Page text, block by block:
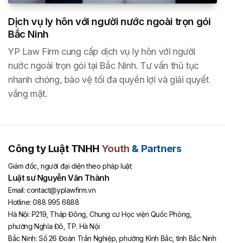
Dịch vụ ly hôn với người nước ngoài trọn gói
Bắc Ninh
YP Law Firm cung cấp dịch vụ ly hôn với người
nước ngoài trọn gói tại Bắc Ninh. Tư vấn thủ tục
nhanh chóng, bảo vệ tối đa quyền lợi và giải quyết
vắng mặt.
Công ty Luật TNHH Youth & Partners
Giám đốc, người đại diện theo pháp luật:
Luật sư Nguyễn Văn Thành
Email: contact@yplawfirm.vn
Hotline: 088 995 6888
Hà Nội: P219, Tháp Đông, Chung cư Học viện Quốc Phòng,
phường Nghĩa Đô, TP. Hà Nội
Bắc Ninh:Số 26 Đoàn Trần Nghiệp, phường Kinh Bắc, tỉnh Bắc Ninh